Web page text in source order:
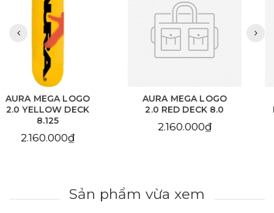
AURA MEGA LOGO
2.0 RED DECK 8.0
2.160.000₫
AURA CHAIN EYE
LOVE SKY BLUE DECK
8.125
Sản phẩm vừa xem